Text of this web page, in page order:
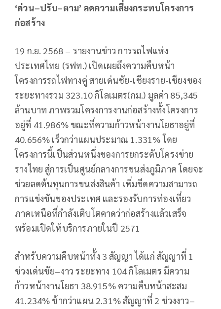
‘ด่วน–ปรับ–ตาม’ ลดความเสี่ยงกระทบโครงการ
ก่อสร้าง
19 ก.ย. 2568 – รายงานข่าว การรถไฟแห่ง
ประเทศไทย (รฟท.) เปิดเผยถึงความคืบหน้า
โครงการรถไฟทางคู่ สายเด่นชัย-เชียงราย-เชียงของ
ระยะทางรวม 323.10 กิโลเมตร(กม.) มูลค่า 85,345
ล้านบาท ภาพรวมโครงการงานก่อสร้างทั้งโครงการ
อยู่ที่ 41.986% ขณะที่ความก้าวหน้างานโยธาอยู่ที่
40.656% เร็วกว่าแผนประมาณ 1.331% โดย
โครงการนี้เป็นส่วนหนึ่งของการยกระดับโครงข่าย
รางไทย สู่การเป็นศูนย์กลางการขนส่งภูมิภาค โดยจะ
ช่วยลดต้นทุนการขนส่งสินค้า เพิ่มขีดความสามารถ
การแข่งขันของประเทศ และรองรับการท่องเที่ยว
ภาคเหนือที่กำลังเติบโตคาดว่าก่อสร้างแล้วเสร็จ
พร้อมเปิดให้บริการภายในปี 2571
สำหรับความคืบหน้าทั้ง 3 สัญญา ได้แก่ สัญญาที่ 1
ช่วงเด่นชัย–งาว ระยะทาง 104 กิโลเมตร มีความ
ก้าวหน้างานโยธา 38.915% ความคืบหน้าสะสม
41.234% ช้ากว่าแผน 2.31% สัญญาที่ 2 ช่วงงาว–